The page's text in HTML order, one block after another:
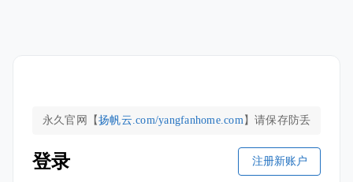
永久官网【 扬帆云.com/yangfanhome.com 】请保存
防丢
登录 注册新账户